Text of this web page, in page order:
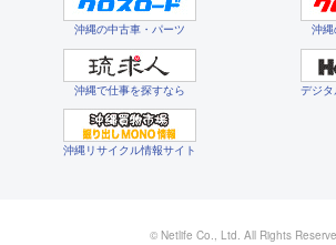
沖縄の中古車・パーツ 沖
沖縄で仕事を探すなら デジ
沖縄リサイクル情報サイト
© Netlife Co., Ltd. All Rights